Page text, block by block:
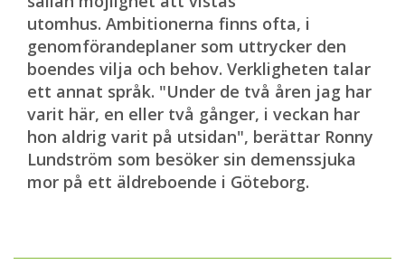
utomhus. Ambitionerna finns ofta, i
genomförandeplaner som uttrycker den
boendes vilja och behov. Verkligheten talar
ett annat språk. "Under de två åren jag har
varit här, en eller två gånger, i veckan har
hon aldrig varit på utsidan", berättar Ronny
Lundström som besöker sin demenssjuka
mor på ett äldreboende i Göteborg.